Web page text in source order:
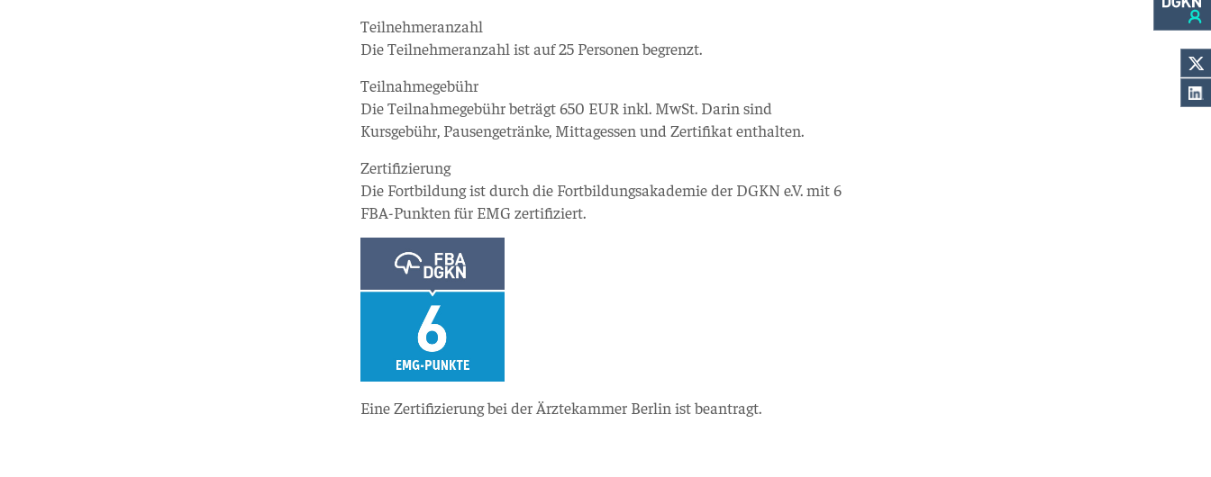
Teilnehmeranzahl
Die Teilnehmeranzahl ist auf 25 Personen begrenzt.
Teilnahmegebühr
Die Teilnahmegebühr beträgt 650 EUR inkl. MwSt. Darin sind
Kursgebühr, Pausengetränke, Mittagessen und Zertifikat enthalten.
Zertifizierung
Die Fortbildung ist durch die Fortbildungsakademie der DGKN e.V. mit 6
FBA-Punkten für EMG zertifiziert.
Eine Zertifizierung bei der Ärztekammer Berlin ist beantragt.